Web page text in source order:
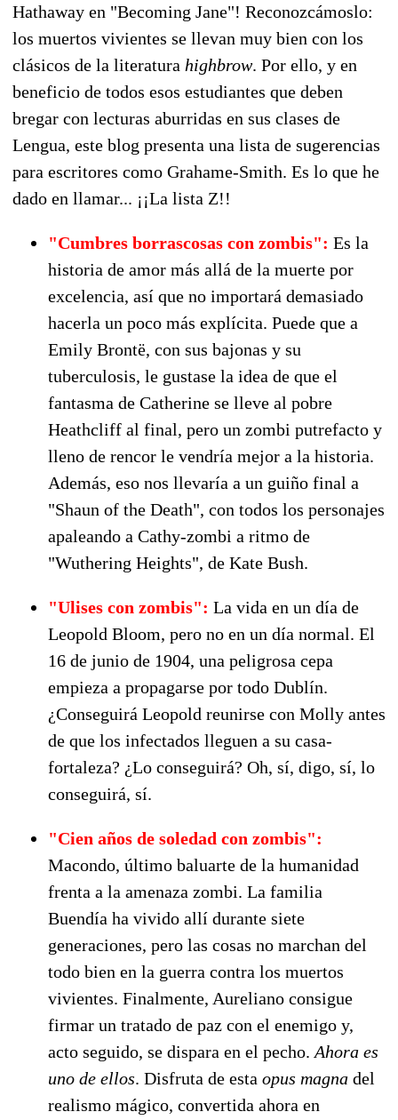
Hathaway en "Becoming Jane"! Reconozcámoslo:
los muertos vivientes se llevan muy bien con los
clásicos de la literatura highbrow. Por ello, y en
beneficio de todos esos estudiantes que deben
bregar con lecturas aburridas en sus clases de
Lengua, este blog presenta una lista de sugerencias
para escritores como Grahame-Smith. Es lo que he
dado en llamar... ¡¡La lista Z!!
"Cumbres borrascosas con zombis": Es la
historia de amor más allá de la muerte por
excelencia, así que no importará demasiado
hacerla un poco más explícita. Puede que a
Emily Brontë, con sus bajonas y su
tuberculosis, le gustase la idea de que el
fantasma de Catherine se lleve al pobre
Heathcliff al final, pero un zombi putrefacto y
lleno de rencor le vendría mejor a la historia.
Además, eso nos llevaría a un guiño final a
"Shaun of the Death", con todos los personajes
apaleando a Cathy-zombi a ritmo de
"Wuthering Heights", de Kate Bush.
"Ulises con zombis": La vida en un día de
Leopold Bloom, pero no en un día normal. El
16 de junio de 1904, una peligrosa cepa
empieza a propagarse por todo Dublín.
¿Conseguirá Leopold reunirse con Molly antes
de que los infectados lleguen a su casa-
fortaleza? ¿Lo conseguirá? Oh, sí, digo, sí, lo
conseguirá, sí.
"Cien años de soledad con zombis":
Macondo, último baluarte de la humanidad
frenta a la amenaza zombi. La familia
Buendía ha vivido allí durante siete
generaciones, pero las cosas no marchan del
todo bien en la guerra contra los muertos
vivientes. Finalmente, Aureliano consigue
firmar un tratado de paz con el enemigo y,
acto seguido, se dispara en el pecho. Ahora es
uno de ellos. Disfruta de esta opus magna del
realismo mágico, convertida ahora en